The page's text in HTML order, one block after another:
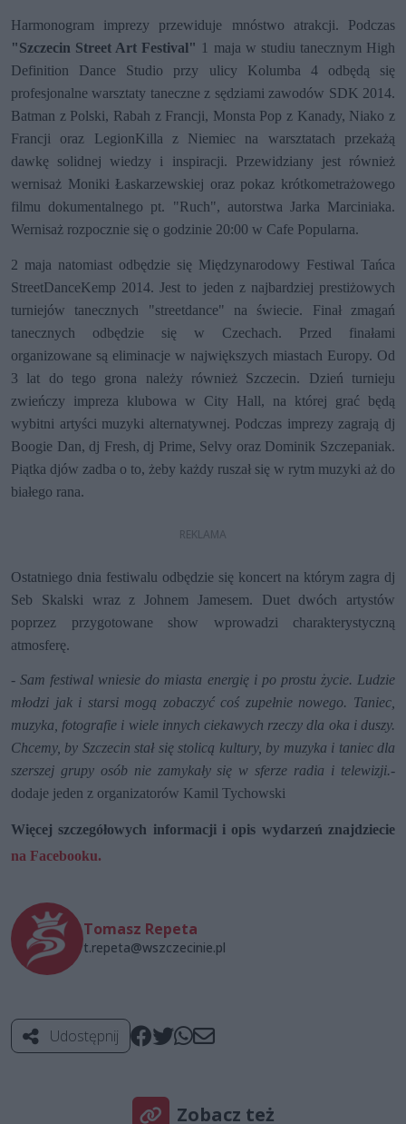
Harmonogram imprezy przewiduje mnóstwo atrakcji. Podczas
"Szczecin Street Art Festival" 1 maja w studiu tanecznym High
Definition Dance Studio przy ulicy Kolumba 4 odbędą się
profesjonalne warsztaty taneczne z sędziami zawodów SDK 2014.
Batman z Polski, Rabah z Francji, Monsta Pop z Kanady, Niako z
Francji oraz LegionKilla z Niemiec na warsztatach przekażą
dawkę solidnej wiedzy i inspiracji. Przewidziany jest również
wernisaż Moniki Łaskarzewskiej oraz pokaz krótkometrażowego
filmu dokumentalnego pt. "Ruch", autorstwa Jarka Marciniaka.
Wernisaż rozpocznie się o godzinie 20:00 w Cafe Popularna.
2 maja natomiast odbędzie się Międzynarodowy Festiwal Tańca
StreetDanceKemp 2014. Jest to jeden z najbardziej prestiżowych
turniejów tanecznych "streetdance" na świecie. Finał zmagań
tanecznych odbędzie się w Czechach. Przed finałami
organizowane są eliminacje w największych miastach Europy. Od
3 lat do tego grona należy również Szczecin. Dzień turnieju
zwieńczy impreza klubowa w City Hall, na której grać będą
wybitni artyści muzyki alternatywnej. Podczas imprezy zagrają dj
Boogie Dan, dj Fresh, dj Prime, Selvy oraz Dominik Szczepaniak.
Piątka djów zadba o to, żeby każdy ruszał się w rytm muzyki aż do
białego rana.
Ostatniego dnia festiwalu odbędzie się koncert na którym zagra dj
Seb Skalski wraz z Johnem Jamesem. Duet dwóch artystów
poprzez przygotowane show wprowadzi charakterystyczną
atmosferę.
- Sam festiwal wniesie do miasta energię i po prostu życie. Ludzie
młodzi jak i starsi mogą zobaczyć coś zupełnie nowego. Taniec,
muzyka, fotografie i wiele innych ciekawych rzeczy dla oka i duszy.
Chcemy, by Szczecin stał się stolicą kultury, by muzyka i taniec dla
szerszej grupy osób nie zamykały się w sferze radia i telewizji.-
dodaje jeden z organizatorów Kamil Tychowski
Więcej szczegółowych informacji i opis wydarzeń znajdziecie
na Facebooku.
Tomasz Repeta
t.repeta@wszczecinie.pl
Udostępnij
Zobacz też